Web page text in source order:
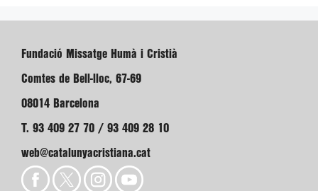
Fundació Missatge Humà i Cristià
Comtes de Bell-lloc, 67-69
08014 Barcelona
T. 93 409 27 70 / 93 409 28 10
web@catalunyacristiana.cat